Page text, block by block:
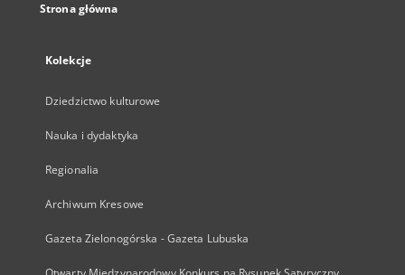
Strona główna
Kolekcje
Dziedzictwo kulturowe
Nauka i dydaktyka
Regionalia
Archiwum Kresowe
Gazeta Zielonogórska - Gazeta Lubuska